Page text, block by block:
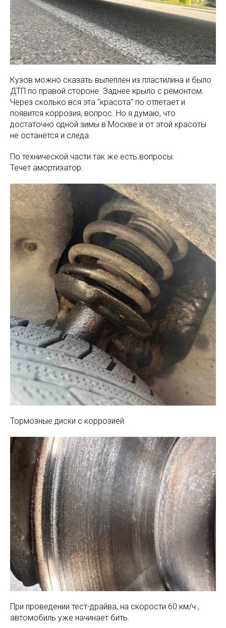
Кузов можно сказать вылеплен из пластилина и было
ДТП по правой стороне. Заднее крыло с ремонтом.
Через сколько вся эта "красота" по отлетает и
появится коррозия, вопрос. Но я думаю, что
достаточно одной зимы в Москве и от этой красоты
не останется и следа.
По технической части так же есть вопросы.
Течет амортизатор.
Тормозные диски с коррозией.
При проведении тест-драйва, на скорости 60 км/ч.,
автомобиль уже начинает бить.